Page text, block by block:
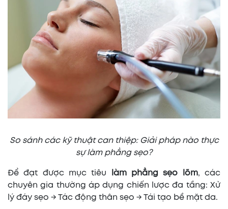
So sánh các kỹ thuật can thiệp: Giải pháp nào thực
sự làm phẳng sẹo?
Để đạt được mục tiêu làm phẳng sẹo lõm, các
chuyên gia thường áp dụng chiến lược đa tầng: Xử
lý đáy sẹo → Tác động thân sẹo → Tái tạo bề mặt da.